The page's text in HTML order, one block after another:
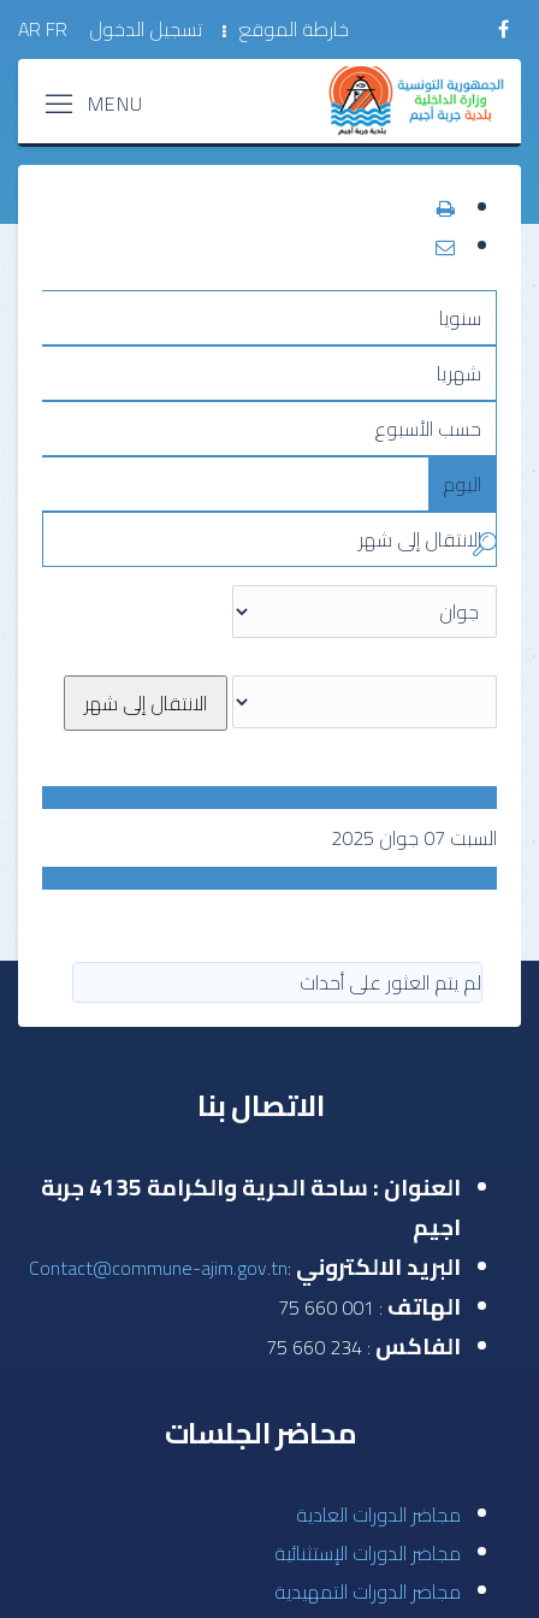
FR
AR خارطة الموقع تسجيل الدخول
سنويا
شهريا
حسب الأسبوع
اليوم
الانتقال إلى شهر
الانتقال إلى شهر
السبت 07 جوان 2025
لم يتم العثور على أحداث
الاتصال بنا
العنوان : ساحة الحرية والكرامة 4135 جربة
اجيم
البريد الالكتروني :
Contact@commune-ajim.gov.tn
الهاتف : 001 660 75
الفاكس : 234 660 75
محاضر الجلسات
مجاضر الدورات العادية
مجاضر الدورات الإستثنائية
مجاضر الدورات التمهيدية